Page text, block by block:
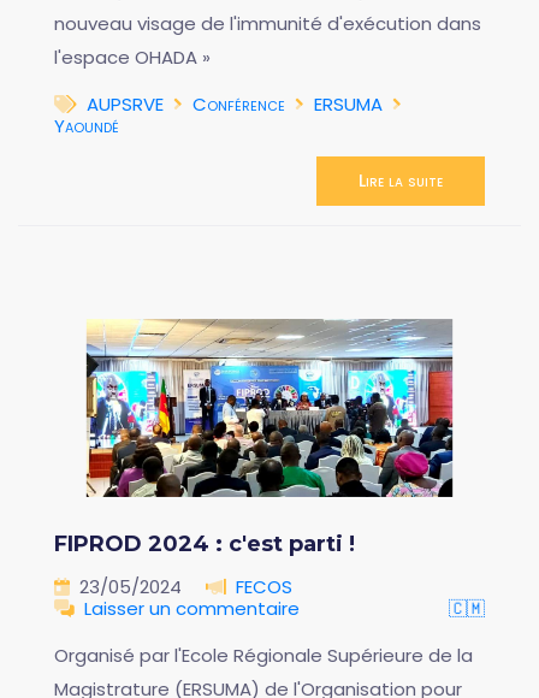
nouveau visage de l'immunité d'exécution dans
l'espace OHADA »
AUPSRVE
Conférence
ERSUMA
Yaoundé
Lire la suite
FIPROD 2024 : c'est parti !
23/05/2024
FECOS
Laisser un commentaire
🇨🇲
Organisé par l'Ecole Régionale Supérieure de la
Magistrature (ERSUMA) de l'Organisation pour